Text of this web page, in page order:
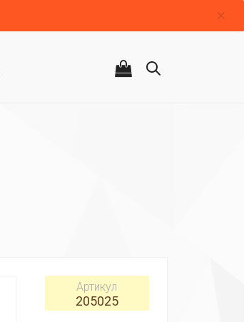
Артикул
205025